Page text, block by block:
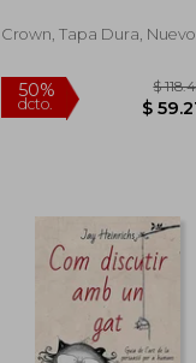
you Change Your Life
Crown, Tapa Dura, Nuevo